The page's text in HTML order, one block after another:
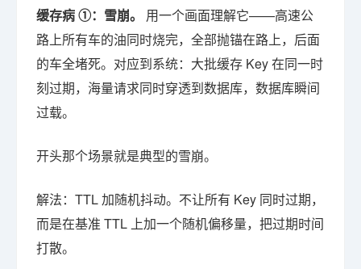
缓存病 ①：雪崩。
用一个画面理解它——高速公
路上所有车的油同时烧完，全部抛锚在路上，后面
的车全堵死。对应到系统：大批缓存 Key 在同一时
刻过期，海量请求同时穿透到数据库，数据库瞬间
过载。
开头那个场景就是典型的雪崩。
解法：TTL 加随机抖动。不让所有 Key 同时过期，
而是在基准 TTL 上加一个随机偏移量，把过期时间
打散。